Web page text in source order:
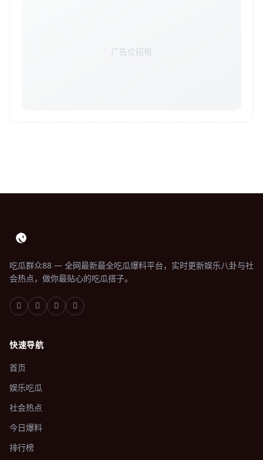
广告位招租
吃瓜群众88 — 全网最新最全吃瓜爆料平台，实时更新娱乐八卦与社
会热点，做你最贴心的吃瓜搭子。
快速导航
首页
娱乐吃瓜
社会热点
今日爆料
排行榜